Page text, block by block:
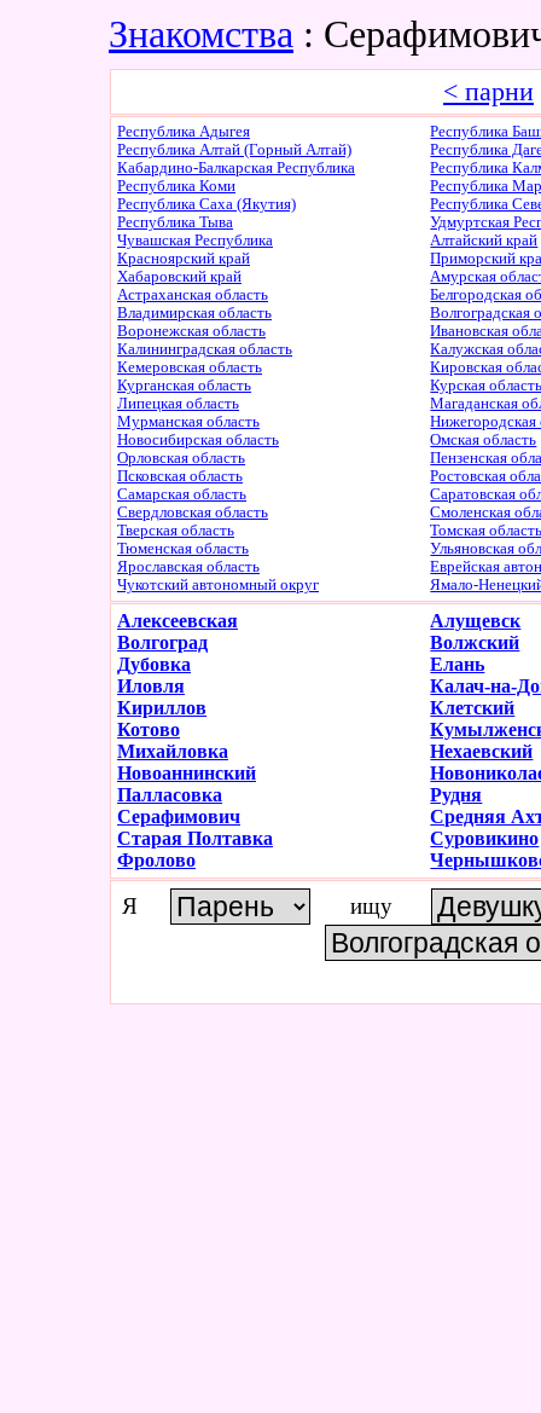
Знакомства :
< парни
Республика Адыгея
Республика
Республика Алтай (Горный Алтай)
Республика
Кабардино-Балкарская Республика
Республика
Республика Коми
Республика
Республика Саха (Якутия)
Республика
Республика Тыва
Удмуртская
Чувашская Республика
Алтайский край
Красноярский край
Приморский
Хабаровский край
Амурская
Астраханская область
Белгородская
Владимирская область
Волгоградская
Воронежская область
Ивановская
Калининградская область
Калужская
Кемеровская область
Кировская
Курганская область
Курская
Липецкая область
Магаданская
Мурманская область
Нижегородская
Новосибирская область
Омская область
Орловская область
Пензенская
Псковская область
Ростовская
Самарская область
Саратовская
Свердловская область
Смоленская
Тверская область
Томская
Тюменская область
Ульяновская
Ярославская область
Еврейская
Чукотский автономный округ
Ямало-
Алексеевская
Алущевск
Волгоград
Волжский
Дубовка
Елань
Иловля
Калач-на-
Кириллов
Клетский
Котово
Михайловка
Нехаевский
Новоаннинский
Палласовка
Рудня
Серафимович
Средняя
Старая Полтавка
Суровикино
Фролово
Я ищу